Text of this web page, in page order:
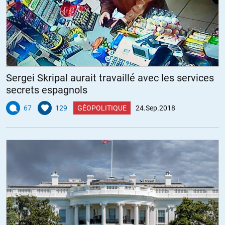
suisses sont un signal faible que l’émission monétaire ne va pas
dans l’économie réelle ?
https://fr.wikipedia.org/wiki/
+2 ALERTER
ben non , sinon 29.000 milliards qui vont directement dans
l’économie réelle , ça aurait déclenché un mouvement d’inflation
assez net.
Alfred 25.09.2018 à 12h29
Pour une fois tout à fait d’accord avec vous. « Par chance (??)
Tout ce pognon ne circule pas » c’est exactement ça.
Le problème c’est que ça ne peut pas durer.
Sergei Skripal aurait travaillé avec les services
secrets espagnols
67 129 GÉOPOLITIQUE 24.Sep.2018